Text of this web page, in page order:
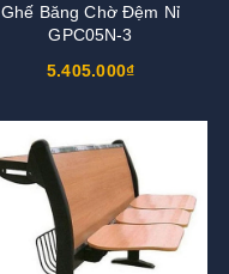
Ghế Băng Chờ Đệm Nỉ
GPC05N-3
5.405.000₫